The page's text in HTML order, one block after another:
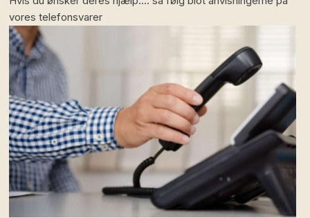
vores telefonsvarer